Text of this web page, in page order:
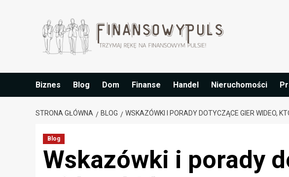
Biznes Blog Dom Finanse Handel Nieruchomości
STRONA GŁÓWNA BLOG WSKAZÓWKI I PORADY DOTYCZĄCE GIER WIDEO,
Blog
Wskazówki i porady